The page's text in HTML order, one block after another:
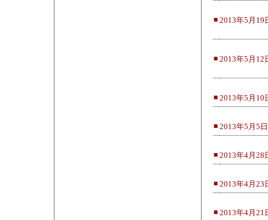
■ 2013年5月19
■ 2013年5月12
■ 2013年5月10
■ 2013年5月5日
■ 2013年4月28
■ 2013年4月23
■ 2013年4月21